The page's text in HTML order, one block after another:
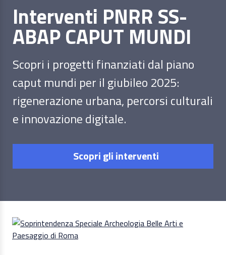
Interventi PNRR SS-
ABAP CAPUT MUNDI
Scopri i progetti finanziati dal piano
caput mundi per il giubileo 2025:
rigenerazione urbana, percorsi culturali
e innovazione digitale.
Scopri gli interventi